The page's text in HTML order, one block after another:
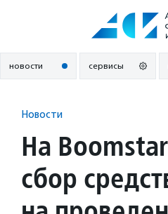
новости сервисы
Новости
На
сбор